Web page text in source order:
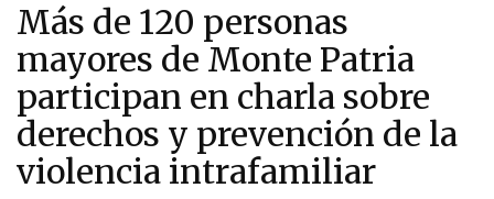
Más de 120 personas
mayores de Monte Patria
participan en charla sobre
derechos y prevención de la
violencia intrafamiliar